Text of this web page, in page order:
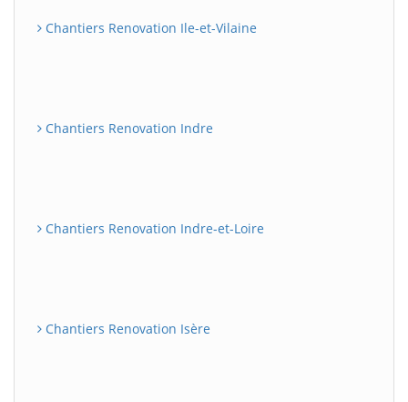
Chantiers Renovation Ile-et-Vilaine
Chantiers Renovation Indre
Chantiers Renovation Indre-et-Loire
Chantiers Renovation Isère